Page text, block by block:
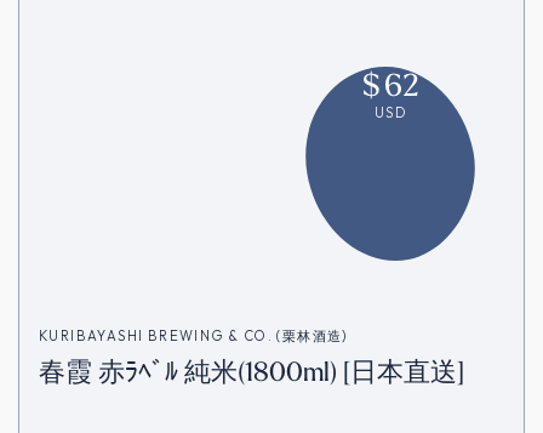
$62
USD
KURIBAYASHI BREWING & CO. (栗林酒造)
春霞 赤ﾗﾍﾞﾙ 純米(1800ml) [日本直送]